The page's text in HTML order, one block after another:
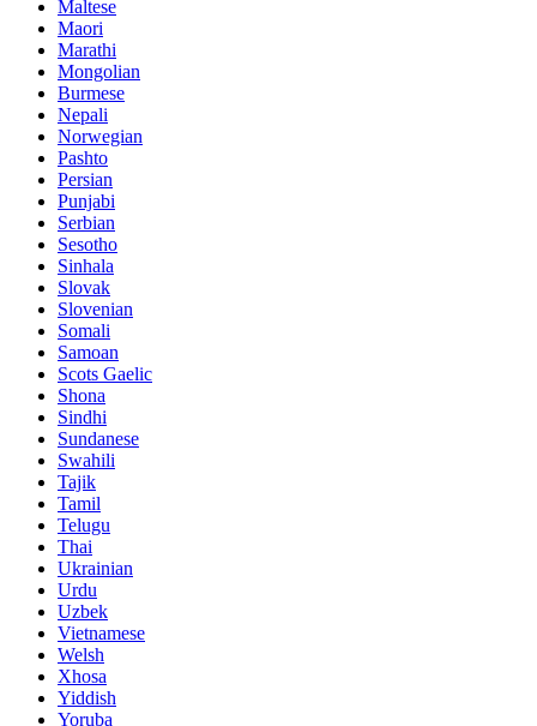
Maltese
Maori
Marathi
Mongolian
Burmese
Nepali
Norwegian
Pashto
Persian
Punjabi
Serbian
Sesotho
Sinhala
Slovak
Slovenian
Somali
Samoan
Scots Gaelic
Shona
Sindhi
Sundanese
Swahili
Tajik
Tamil
Telugu
Thai
Ukrainian
Urdu
Uzbek
Vietnamese
Welsh
Xhosa
Yiddish
Yoruba